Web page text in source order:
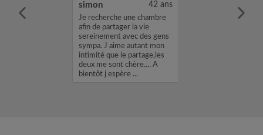
simon 42 ans
Je recherche une chambre
afin de partager la vie
sereinement avec des gens
sympa. J aime autant mon
intimité que le partage,les
deux me sont chère.... A
bientôt j espère ...